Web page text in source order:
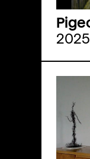
2025